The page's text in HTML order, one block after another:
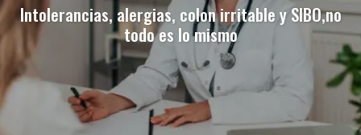
Intolerancias, alergias, colon irritable y SIBO,no
todo es lo mismo